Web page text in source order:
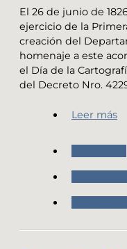
El 26 de junio de
ejercicio de la
creación del
homenaje a este
el Día de la
del Decreto Nro.
Leer más